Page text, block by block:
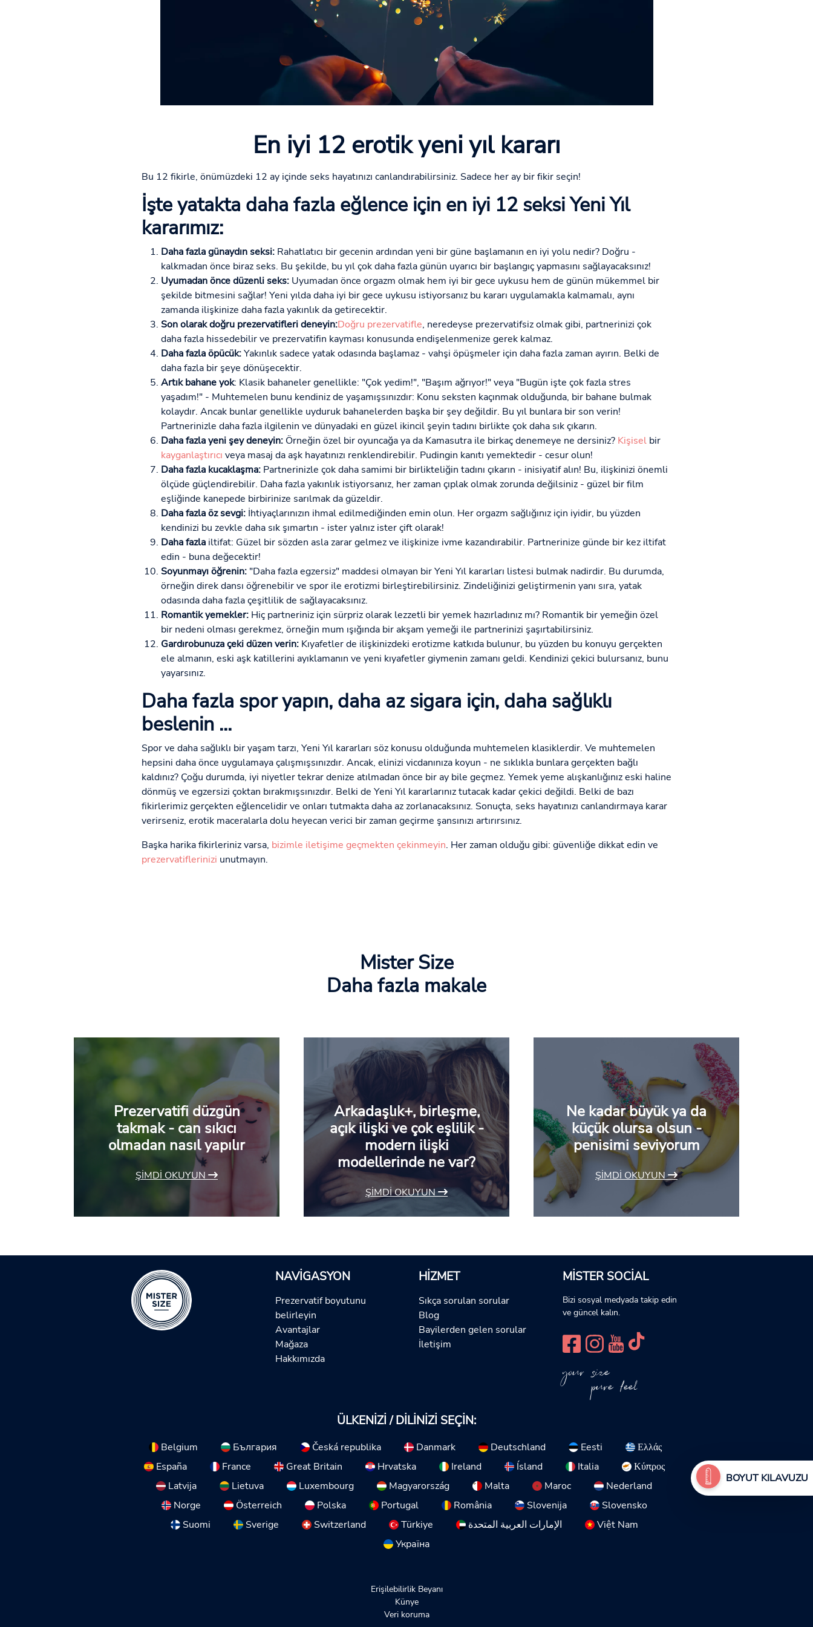
En iyi 12 erotik yeni yıl kararı
Bu 12 fikirle, önümüzdeki 12 ay içinde seks hayatınızı canlandırabilirsiniz. Sadece her ay bir fikir seçin!
İşte yatakta daha fazla eğlence için en iyi 12 seksi Yeni Yıl
kararımız:
Daha fazla günaydın seksi:Rahatlatıcı bir gecenin ardından yeni bir güne başlamanın en iyi yolu nedir? Doğru -
kalkmadan önce biraz seks. Bu şekilde, bu yıl çok daha fazla günün uyarıcı bir başlangıç yapmasını sağlayacaksınız!
Uyumadan önce düzenli seks:Uyumadan önce orgazm olmak hem iyi bir gece uykusu hem de günün mükemmel bir
şekilde bitmesini sağlar! Yeni yılda daha iyi bir gece uykusu istiyorsanız bu kararı uygulamakla kalmamalı, aynı
zamanda ilişkinize daha fazla yakınlık da getirecektir.
Son olarak doğru prezervatifleri deneyin:Doğru prezervatifle, neredeyse prezervatifsiz olmak gibi, partnerinizi çok
daha fazla hissedebilir ve prezervatifin kayması konusunda endişelenmenize gerek kalmaz.
Daha fazla öpücük:Yakınlık sadece yatak odasında başlamaz - vahşi öpüşmeler için daha fazla zaman ayırın. Belki de
daha fazla bir şeye dönüşecektir.
Artık bahane yok: Klasik bahaneler genellikle: "Çok yedim!", "Başım ağrıyor!" veya "Bugün işte çok fazla stres
yaşadım!" - Muhtemelen bunu kendiniz de yaşamışsınızdır: Konu seksten kaçınmak olduğunda, bir bahane bulmak
kolaydır. Ancak bunlar genellikle uyduruk bahanelerden başka bir şey değildir. Bu yıl bunlara bir son verin!
Partnerinizle daha fazla ilgilenin ve dünyadaki en güzel ikincil şeyin tadını birlikte çok daha sık çıkarın.
Daha fazla yeni şey deneyin:Örneğin özel bir oyuncağa ya da Kamasutra ile birkaç denemeye ne dersiniz? Kişiselbir
kayganlaştırıcı veya masaj da aşk hayatınızı renklendirebilir. Pudingin kanıtı yemektedir - cesur olun!
Daha fazla kucaklaşma:Partnerinizle çok daha samimi bir birlikteliğin tadını çıkarın - inisiyatif alın! Bu, ilişkinizi önemli
ölçüde güçlendirebilir. Daha fazla yakınlık istiyorsanız, her zaman çıplak olmak zorunda değilsiniz - güzel bir film
eşliğinde kanepede birbirinize sarılmak da güzeldir.
Daha fazla öz sevgi:İhtiyaçlarınızın ihmal edilmediğinden emin olun. Her orgazm sağlığınız için iyidir, bu yüzden
kendinizi bu zevkle daha sık şımartın - ister yalnız ister çift olarak!
Daha fazlailtifat: Güzel bir sözden asla zarar gelmez ve ilişkinize ivme kazandırabilir. Partnerinize günde bir kez iltifat
edin - buna değecektir!
Soyunmayı öğrenin:"Daha fazla egzersiz" maddesi olmayan bir Yeni Yıl kararları listesi bulmak nadirdir. Bu durumda,
örneğin direk dansı öğrenebilir ve spor ile erotizmi birleştirebilirsiniz. Zindeliğinizi geliştirmenin yanı sıra, yatak
odasında daha fazla çeşitlilik de sağlayacaksınız.
Romantik yemekler:Hiç partneriniz için sürpriz olarak lezzetli bir yemek hazırladınız mı? Romantik bir yemeğin özel
bir nedeni olması gerekmez, örneğin mum ışığında bir akşam yemeği ile partnerinizi şaşırtabilirsiniz.
Gardırobunuza çeki düzen verin:Kıyafetler de ilişkinizdeki erotizme katkıda bulunur, bu yüzden bu konuyu gerçekten
ele almanın, eski aşk katillerini ayıklamanın ve yeni kıyafetler giymenin zamanı geldi. Kendinizi çekici bulursanız, bunu
yayarsınız.
Daha fazla spor yapın, daha az sigara için, daha sağlıklı
beslenin ...
Spor ve daha sağlıklı bir yaşam tarzı, Yeni Yıl kararları söz konusu olduğunda muhtemelen klasiklerdir. Ve muhtemelen
hepsini daha önce uygulamaya çalışmışsınızdır. Ancak, elinizi vicdanınıza koyun - ne sıklıkla bunlara gerçekten bağlı
kaldınız? Çoğu durumda, iyi niyetler tekrar denize atılmadan önce bir ay bile geçmez. Yemek yeme alışkanlığınız eski haline
dönmüş ve egzersizi çoktan bırakmışsınızdır. Belki de Yeni Yıl kararlarınız tutacak kadar çekici değildi. Belki de bazı
fikirlerimiz gerçekten eğlencelidir ve onları tutmakta daha az zorlanacaksınız. Sonuçta, seks hayatınızı canlandırmaya karar
verirseniz, erotik maceralarla dolu heyecan verici bir zaman geçirme şansınızı artırırsınız.
Başka harika fikirleriniz varsa, bizimle iletişime geçmekten çekinmeyin. Her zaman olduğu gibi: güvenliğe dikkat edin ve
prezervatiflerinizi unutmayın.
Mister Size
Daha fazla makale
Prezervatifi düzgün
takmak - can sıkıcı
olmadan nasıl yapılır
ŞIMDI OKUYUN
Arkadaşlık+, birleşme,
açık ilişki ve çok eşlilik -
modern ilişki
modellerinde ne var?
ŞIMDI OKUYUN
Ne kadar büyük ya da
küçük olursa olsun -
penisimi seviyorum
ŞIMDI OKUYUN
NAVIGASYON
Prezervatif boyutunu
belirleyin
Avantajlar
Mağaza
Hakkımızda
HIZMET
Sıkça sorulan sorular
Blog
Bayilerden gelen sorular
İletişim
MISTER SOCIAL
Bizi sosyal medyada takip edin
ve güncel kalın.
your size
pure feel
ÜLKENIZI / DILINIZI SEÇIN:
Belgium България Česká republika Danmark Deutschland Eesti
Ελλάς
España
France Great Britain Hrvatska Ireland Ísland Italia
Κύπρος
Latvija
Lietuva Luxembourg Magyarország Malta Maroc
Nederland
Norge
Österreich Polska Portugal România Slovenija
Slovensko
Suomi
Sverige Switzerland Türkiye الإمارات العربية المتحدة
Việt Nam
Україна
Erişilebilirlik Beyanı
Künye
Veri koruma
BOYUT KILAVUZU